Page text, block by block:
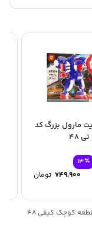
مارول بزرگ کد
٪13
قیمت
اصلی:
بود.
749,900 تومان
قیمت
فعلی:
749,900 تومان.